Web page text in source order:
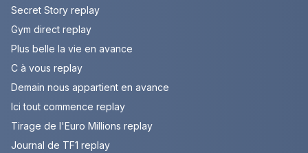
Secret Story replay
Gym direct replay
Plus belle la vie en avance
C à vous replay
Demain nous appartient en avance
Ici tout commence replay
Tirage de l'Euro Millions replay
Journal de TF1 replay